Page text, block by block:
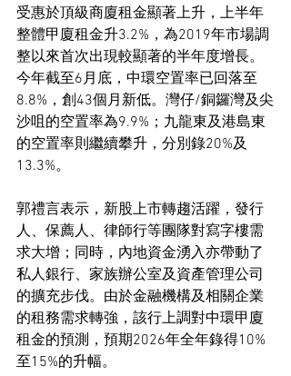
受惠於頂級商廈租金顯著上升，上半年
整體甲廈租金升3.2%，為2019年市場調
整以來首次出現較顯著的半年度增長。
今年截至6月底，中環空置率已回落至
8.8%，創43個月新低。灣仔/銅鑼灣及尖
沙咀的空置率為9.9%；九龍東及港島東
的空置率則繼續攀升，分別錄20%及
13.3%。
郭禮言表示，新股上市轉趨活躍，發行
人、保薦人、律師行等團隊對寫字樓需
求大增；同時，內地資金湧入亦帶動了
私人銀行、家族辦公室及資產管理公司
的擴充步伐。由於金融機構及相關企業
的租務需求轉強，該行上調對中環甲廈
租金的預測，預期2026年全年錄得10%
至15%的升幅。